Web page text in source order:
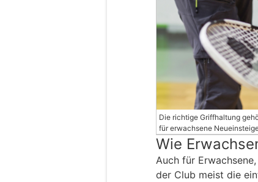
Die richtige Griffhaltung
für erwachsene
Wie
Auch für
der Club meist die